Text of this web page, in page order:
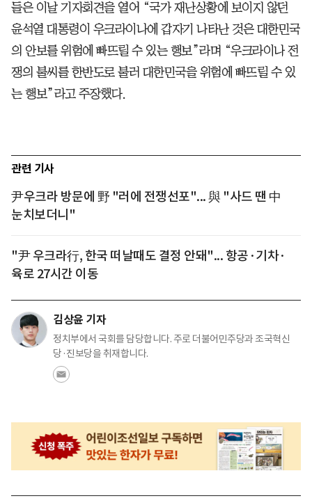
들은 이날 기자회견을 열어 “국가 재난상황에 보이지 않던
윤석열 대통령이 우크라이나에 갑자기 나타난 것은 대한민국
의 안보를 위험에 빠뜨릴 수 있는 행보”라며 “우크라이나 전
쟁의 불씨를 한반도로 불러 대한민국을 위험에 빠뜨릴 수 있
는 행보”라고 주장했다.
관련 기사
尹우크라 방문에 野 "러에 전쟁선포"... 與 "사드 땐 中
눈치보더니"
"尹 우크라行, 한국 떠날때도 결정 안돼"... 항공·기차·
육로 27시간 이동
김상윤 기자
정치부에서 국회를 담당합니다. 주로 더불어민주당과 조국혁신
당·진보당을 취재합니다.